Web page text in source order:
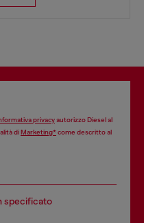
privacyautorizzo Diesel al
diMarketing*come descritto al
specificato